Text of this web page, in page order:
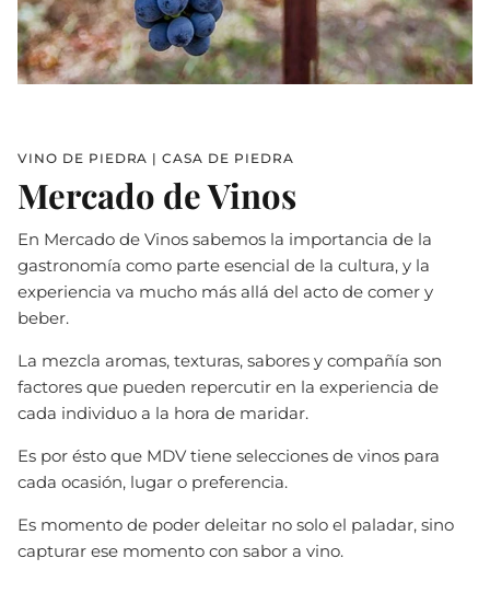
VINO DE PIEDRA | CASA DE PIEDRA
Mercado de Vinos
En Mercado de Vinos sabemos la importancia de la
gastronomía como parte esencial de la cultura, y la
experiencia va mucho más allá del acto de comer y
beber.
La mezcla aromas, texturas, sabores y compañía son
factores que pueden repercutir en la experiencia de
cada individuo a la hora de maridar.
Es por ésto que MDV tiene selecciones de vinos para
cada ocasión, lugar o preferencia.
Es momento de poder deleitar no solo el paladar, sino
capturar ese momento con sabor a vino.